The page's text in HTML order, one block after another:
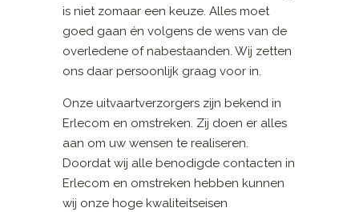
is niet zomaar een keuze. Alles moet
goed gaan én volgens de wens van de
overledene of nabestaanden. Wij zetten
ons daar persoonlijk graag voor in.
Onze uitvaartverzorgers zijn bekend in
Erlecom en omstreken. Zij doen er alles
aan om uw wensen te realiseren.
Doordat wij alle benodigde contacten in
Erlecom en omstreken hebben kunnen
wij onze hoge kwaliteitseisen